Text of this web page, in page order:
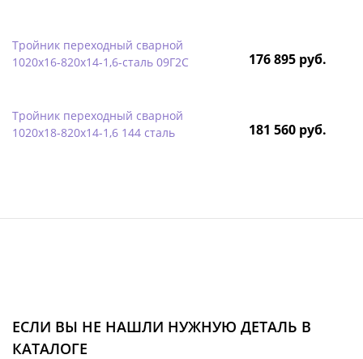
Тройник переходный сварной
1020х16-820х14-1,6-сталь 09Г2С
176 895 руб.
Тройник переходный сварной
1020х18-820х14-1,6 144 сталь
181 560 руб.
ЕСЛИ ВЫ НЕ НАШЛИ НУЖНУЮ ДЕТАЛЬ В
КАТАЛОГЕ